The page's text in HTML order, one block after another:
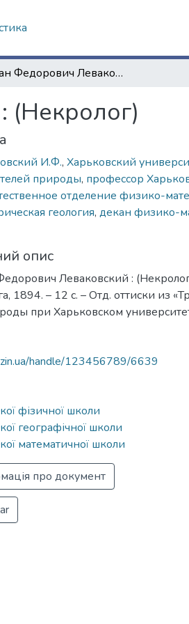
Иван Федорович Леваковский : (Некролог)
(Некролог)
И.Ф., Харьковский
природы, профессор
отделение физико-
геология, декан физико-
опис
Леваковский :
1894. – 12 с. – Отд. оттиски из
при Харьковском
handle/123456789/6639
фізичної школи
географічної школи
математичної школи
про документ